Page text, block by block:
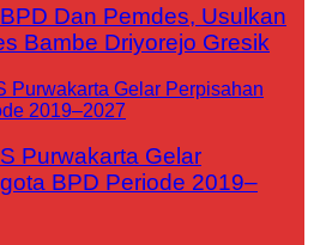
Dan Pemdes, Usulkan
Bambe Driyorejo Gresik
Purwakarta Gelar
BPD Periode 2019–